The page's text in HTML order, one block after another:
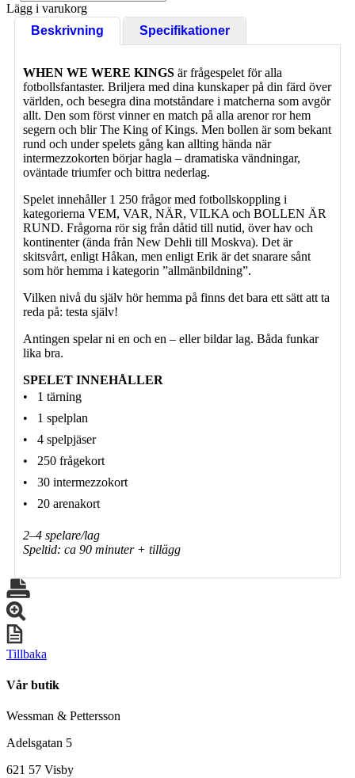
Lägg i varukorg
Beskrivning
Specifikationer
WHEN WE WERE KINGS är frågespelet för alla
fotbollsfantaster. Briljera med dina kunskaper på din färd över
världen, och besegra dina motståndare i matcherna som avgör
allt. Den som först vinner en match på alla arenor ror hem
segern och blir The King of Kings. Men bollen är som bekant
rund och under spelets gång kan allting hända när
intermezzokorten börjar hagla – dramatiska vändningar,
oväntade triumfer och bittra nederlag.
Spelet innehåller 1 250 frågor med fotbollskoppling i
kategorierna VEM, VAR, NÄR, VILKA och BOLLEN ÄR
RUND. Frågorna rör sig från dåtid till nutid, över hav och
kontinenter (ända från New Dehli till Moskva). Det är
skitsvårt, enligt Håkan, men enligt Erik är det snarare sånt
som hör hemma i kategorin ”allmänbildning”.
Vilken nivå du själv hör hemma på finns det bara ett sätt att ta
reda på: testa själv!
Antingen spelar ni en och en – eller bildar lag. Båda funkar
lika bra.
SPELET INNEHÅLLER
•  1 tärning
•  1 spelplan
•  4 spelpjäser
•  250 frågekort
•  30 intermezzokort
•  20 arenakort
2–4 spelare/lag
Speltid: ca 90 minuter + tillägg
Tillbaka
Vår butik
Wessman & Pettersson
Adelsgatan 5
621 57 Visby